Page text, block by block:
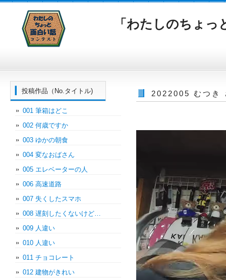
「わたしのちょ
2022005 むつき
投稿作品（No.タイトル)
001 筆箱はどこ
002 何歳ですか
003 ゆかの朝食
004 変なおばさん
005 エレベーターの人
006 高速道路
007 失くしたスマホ
008 遅刻したくないけど…
009 人違い
010 人違い
011 チョコレート
012 建物がきれい